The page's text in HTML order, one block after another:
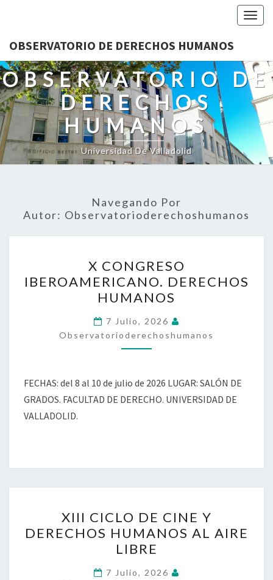
OBSERVATORIO DE DERECHOS HUMANOS
OBSERVATORIO DE
DERECHOS
HUMANOS
Universidad De Valladolid
Navegando Por
Autor: Observatorioderechoshumanos
CONGRESO
IBEROAMERICANO.
DERECHOS
HUMANOS
X CONGRESO
IBEROAMERICANO. DERECHOS
HUMANOS
7 Julio, 2026
Observatorioderechoshumanos
FECHAS: del 8 al 10 de julio de 2026 LUGAR: SALÓN DE
GRADOS. FACULTAD DE DERECHO. UNIVERSIDAD DE
VALLADOLID.
CICLO
DE
CINE
Y
XIII CICLO DE CINE Y
DERECHOS HUMANOS AL AIRE
LIBRE
7 Julio, 2026